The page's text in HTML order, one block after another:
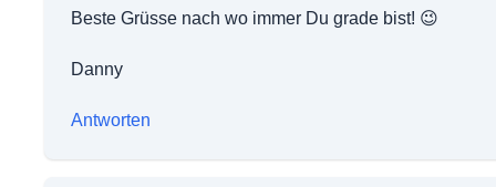
Beste Grüsse nach wo immer Du grade bist! 😉
Danny
Antworten